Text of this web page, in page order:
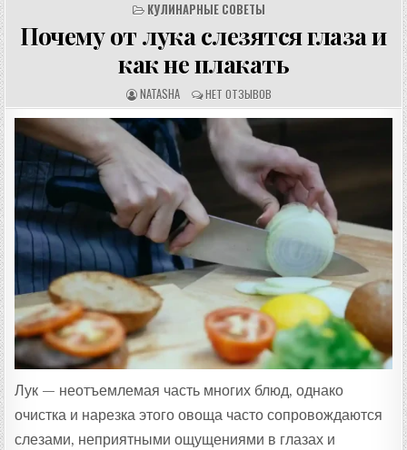
КУЛИНАРНЫЕ СОВЕТЫ
Почему от лука слезятся глаза и
как не плакать
А
В
Т
О
Р
Р
Е
П
Т
А
NATASHA О
Т
З
Ы
В
Ы
НЕТ ОТЗЫВОВ
Лук — неотъемлемая часть многих блюд, однако
очистка и нарезка этого овоща часто сопровождаются
слезами, неприятными ощущениями в глазах и